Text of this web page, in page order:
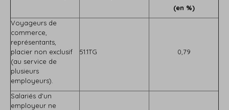
(en %)
Voyageurs de
commerce,
représentants,
placier non exclusif
(au service de
plusieurs
employeurs).
51.1TG 0,79
Salariés d'un
employeur ne